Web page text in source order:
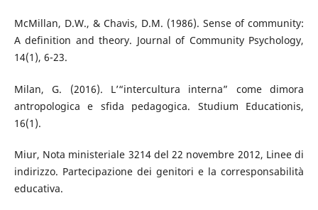
McMillan, D.W., & Chavis, D.M. (1986). Sense of community:
A definition and theory. Journal of Community Psychology,
14(1), 6-23.
Milan, G. (2016). L’“intercultura interna” come dimora
antropologica e sfida pedagogica. Studium Educationis,
16(1).
Miur, Nota ministeriale 3214 del 22 novembre 2012, Linee di
indirizzo. Partecipazione dei genitori e la corresponsabilità
educativa.